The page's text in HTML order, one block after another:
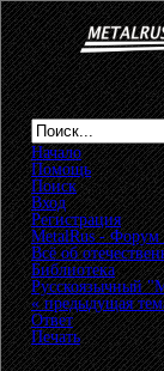
Начало
Помощь
Поиск
Вход
Регистрация
MetalRus - Форум
Всё об
Библиотека»
Русскоязычный
« предыдущая
Ответ
Печать